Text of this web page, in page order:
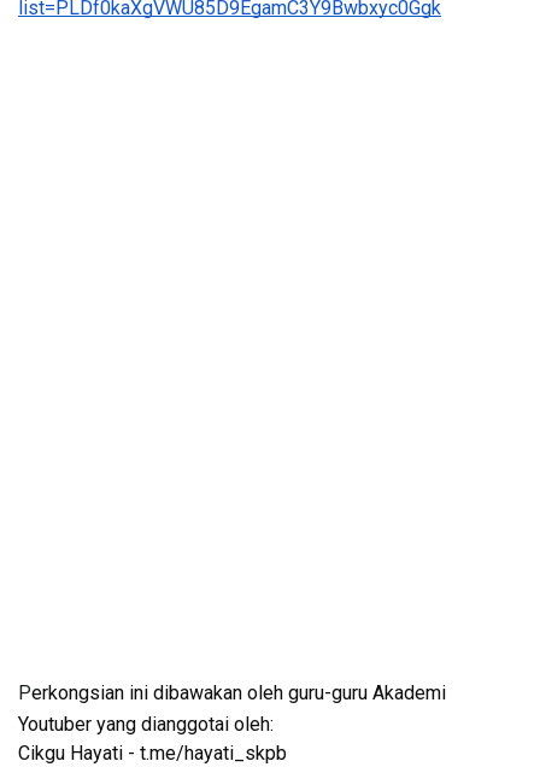
list=PLDf0kaXgVWU85D9EgamC3Y9Bwbxyc0Ggk
Perkongsian ini dibawakan oleh guru-guru Akademi
Youtuber yang dianggotai oleh:
Cikgu Hayati - t.me/hayati_skpb